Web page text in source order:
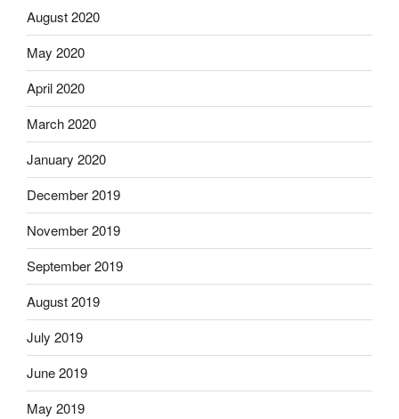
August 2020
May 2020
April 2020
March 2020
January 2020
December 2019
November 2019
September 2019
August 2019
July 2019
June 2019
May 2019